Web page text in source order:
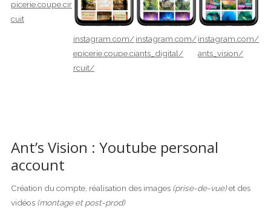
picerie.coupe.cir
cuit
instagram.com/
epicerie.coupe.ci
rcuit/
instagram.com/
ants_digital/
instagram.com/
ants_vision/
Ant’s Vision : Youtube personal
account
Création du compte, réalisation des images (prise-de-vue)et des
vidéos (montage et post-prod)